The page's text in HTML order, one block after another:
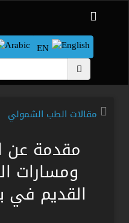
EN
عربي
مقالات الطب الشمولي
مقدمة عن
ومسارات
القديم في